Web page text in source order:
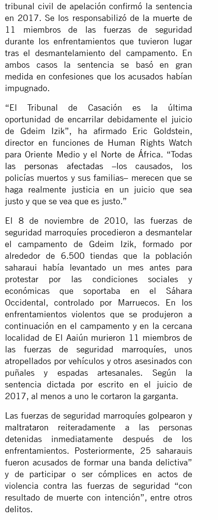
tribunal civil de apelación confirmó la sentencia
en 2017. Se los responsabilizó de la muerte de
11 miembros de las fuerzas de seguridad
durante los enfrentamientos que tuvieron lugar
tras el desmantelamiento del campamento. En
ambos casos la sentencia se basó en gran
medida en confesiones que los acusados habían
impugnado.
“El Tribunal de Casación es la última
oportunidad de encarrilar debidamente el juicio
de Gdeim Izik”, ha afirmado Eric Goldstein,
director en funciones de Human Rights Watch
para Oriente Medio y el Norte de África. “Todas
las personas afectadas–los causados, los
policías muertos y sus familias– merecen que se
haga realmente justicia en un juicio que sea
justo y que se vea que es justo.”
El 8 de noviembre de 2010, las fuerzas de
seguridad marroquíes procedieron a desmantelar
el campamento de Gdeim Izik, formado por
alrededor de 6.500 tiendas que la población
saharaui había levantado un mes antes para
protestar por las condiciones sociales y
económicas que soportaba en el Sáhara
Occidental, controlado por Marruecos. En los
enfrentamientos violentos que se produjeron a
continuación en el campamento y en la cercana
localidad de El Aaiún murieron 11 miembrosde
las fuerzas de seguridad marroquíes, unos
atropellados por vehículos y otros asesinados con
puñales y espadas artesanales. Según la
sentencia dictada por escrito en el juicio de
2017, al menos a uno le cortaron la garganta.
Las fuerzas de seguridad marroquíesgolpearon y
maltrataron reiteradamente a las personas
detenidas inmediatamente después de los
enfrentamientos. Posteriormente, 25 saharauis
fueron acusados de formar una banda delictiva”
y de participar o ser cómplices en actos de
violencia contra las fuerzas de seguridad “con
resultado de muerte con intención”, entre otros
delitos.